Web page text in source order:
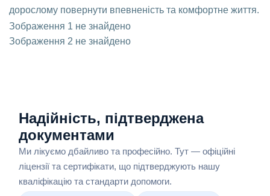
дорослому повернути впевненість та комфортне життя.
Зображення 1 не знайдено
Зображення 2 не знайдено
Надійність, підтверджена
документами
Ми лікуємо дбайливо та професійно. Тут — офіційні
ліцензії та сертифікати, що підтверджують нашу
кваліфікацію та стандарти допомоги.